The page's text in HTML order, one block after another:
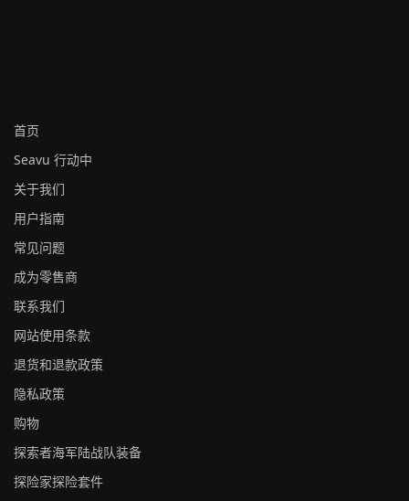
首页
Seavu 行动中
关于我们
用户指南
常见问题
成为零售商
联系我们
网站使用条款
退货和退款政策
隐私政策
购物
探索者海军陆战队装备
探险家探险套件